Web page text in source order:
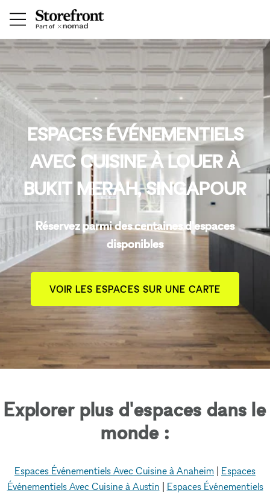
ESPACES ÉVÉNEMENTIELS
AVEC CUISINE À LOUER À
BUKIT MERAH, SINGAPOUR
Réservez parmi des centaines d'espaces
disponibles
VOIR LES ESPACES SUR UNE CARTE
Explorer plus d'espaces dans le
monde :
Espaces Événementiels Avec Cuisine à Anaheim
Espaces
Événementiels Avec Cuisine à Austin
Espaces Événementiels